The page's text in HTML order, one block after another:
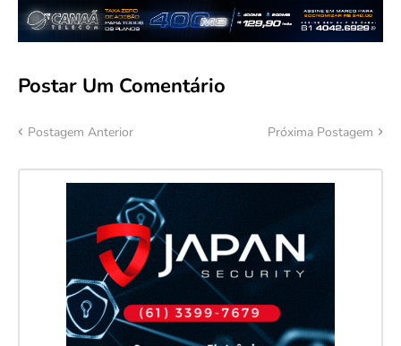
Postar Um Comentário
Postagem Anterior Próxima Postagem